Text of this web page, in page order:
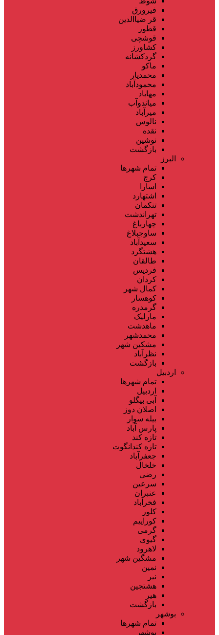
فیرورق
قر ضیاالدین
قطور
قوشچی
کشاورز
گردکشانه
ماکو
محمدیار
محمودآباد
مهاباد
میاندوآب
میرآباد
نالوس
نقده
نوشین
بازگشت
البرز
تمام شهر‌ها
کرج
اسارا
اشتهارد
تنکمان
تهراندشت
چهارباغ
ساوجبلاغ
سعیدآباد
هشتگرد
طالقان
فردیس
کردان
کمال شهر
کوهسار
گرمدره
مارلیک
ماهدشت
محمدشهر
مشکین شهر
نظرآباد
بازگشت
اردبیل
تمام شهر‌ها
اردبیل
آبی بیگلو
اصلان دوز
بیله سوار
پارس آباد
تازه کند
تازه کندانگوت
جعفرآباد
خلخال
رضی
سرعین
عنبران
فخرآباد
کلور
کوراییم
گرمی
گیوی
لاهرود
مشگین شهر
نمین
نیر
هشتجین
هیر
بازگشت
بوشهر
تمام شهر‌ها
بوشهر